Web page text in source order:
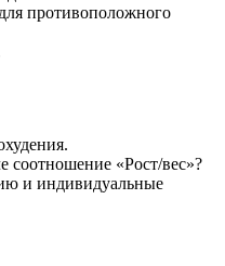
противоположного
соотношение «Рост/вес»?
и индивидуальные